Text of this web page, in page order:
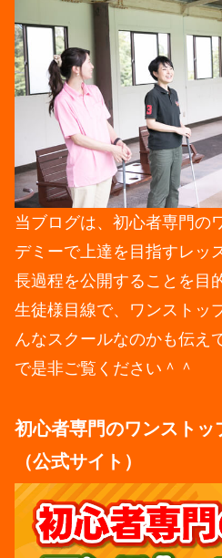
当ブログは、初心者専門の
デミーで上達を目指すレッ
長過程を公開することを目
生徒様目線で、ワンストッ
んなスクールなのかも伝え
で是非ご覧ください＾＾
初心者専門のワンストッ
（公式サイト）